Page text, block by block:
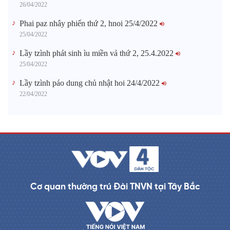
26/04/2022
Phai paz nhây phiến thứ 2, hnoi 25/4/2022
25/04/2022
Lầy tzình phát sinh ìu miền vả thứ 2, 25.4.2022
25/04/2022
Lầy tzình páo dung chủ nhật hoi 24/4/2022
22/04/2022
Cơ quan thường trú Đài TNVN tại Tây Bắc